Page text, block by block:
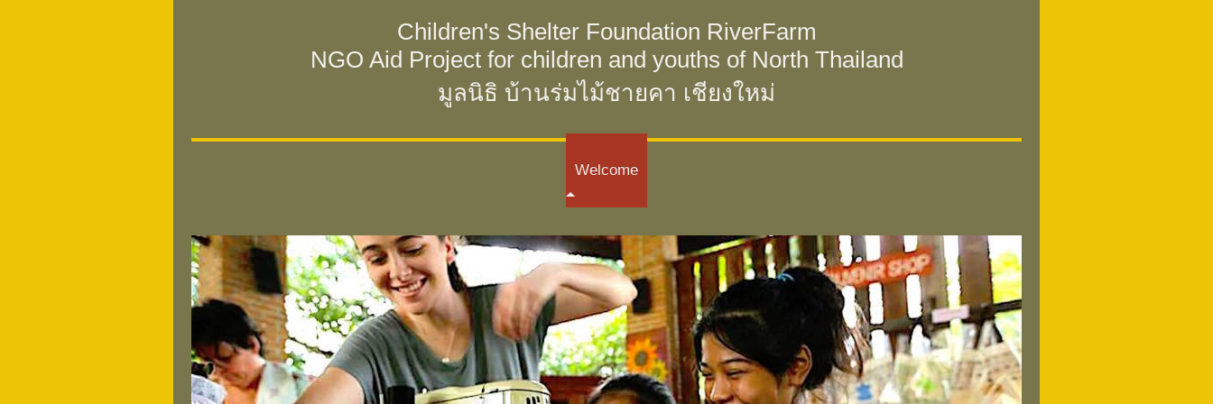
Children's Shelter Foundation RiverFarm
NGO Aid Project for children and youths of North Thailand
มูลนิธิ บ้านร่มไม้ชายคา เชียงใหม่
Welcome